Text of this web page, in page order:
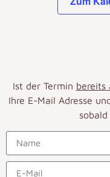
Ist der Termin bereits
Ihre E-Mail Adresse